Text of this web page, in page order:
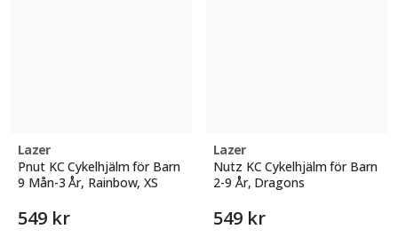
Lazer
Pnut KC Cykelhjälm för Barn
9 Mån-3 År, Rainbow, XS
549 kr
Lazer
Nutz KC Cykelhjälm för Barn
2-9 År, Dragons
549 kr